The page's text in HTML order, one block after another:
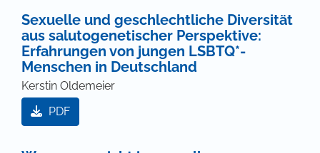
Sexuelle und geschlechtliche Diversität
aus salutogenetischer Perspektive:
Erfahrungen von jungen LSBTQ*-
Menschen in Deutschland
Kerstin Oldemeier
PDF